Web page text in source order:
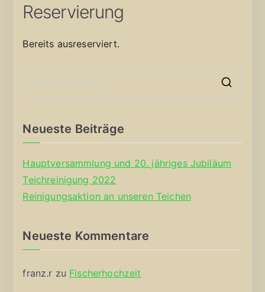
Reservierung
Bereits ausreserviert.
Neueste Beiträge
Hauptversammlung und 20. jähriges Jubiläum
Teichreinigung 2022
Reinigungsaktion an unseren Teichen
Neueste Kommentare
franz.r zu Fischerhochzeit